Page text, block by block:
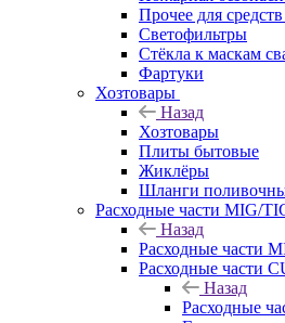
Прочее для
Светофильтры
Стёкла к маскам
Фартуки
Хозтовары
Назад
Хозтовары
Плиты бытовые
Жиклёры
Шланги
Расходные части MIG/
Назад
Расходные части
Расходные части
Назад
Расходные